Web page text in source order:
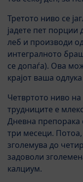
Третото ниво се
јадете пет порции
леб и производи
интегралното
се допаѓа). Ова
крајот ваша
Четвртото ниво
трудниците е
Дневна препорака
три месеци.
зголемува до
задоволи
калциум.